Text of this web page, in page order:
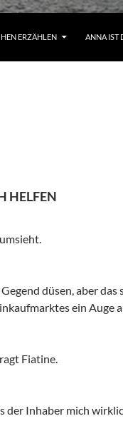
ERZÄHLEN ANNA IST
HELFEN
düsen, aber
ein Auge
Fiatine.
der Inhaber mich